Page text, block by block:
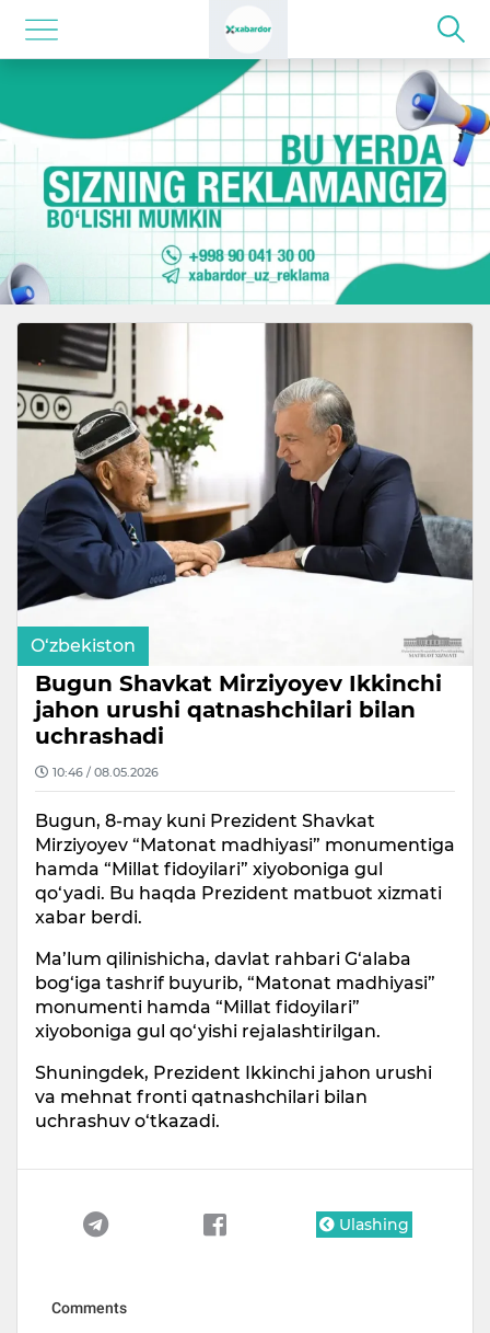
O‘zbekiston
Bugun Shavkat Mirziyoyev Ikkinchi
jahon urushi qatnashchilari bilan
uchrashadi
10:46 / 08.05.2026
Bugun, 8-may kuni Prezident Shavkat
Mirziyoyev “Matonat madhiyasi” monumentiga
hamda “Millat fidoyilari” xiyoboniga gul
qo‘yadi. Bu haqda Prezident matbuot xizmati
xabar berdi.
Ma’lum qilinishicha, davlat rahbari G‘alaba
bog‘iga tashrif buyurib, “Matonat madhiyasi”
monumenti hamda “Millat fidoyilari”
xiyoboniga gul qo‘yishi rejalashtirilgan.
Shuningdek, Prezident Ikkinchi jahon urushi
va mehnat fronti qatnashchilari bilan
uchrashuv o‘tkazadi.
Ulashing